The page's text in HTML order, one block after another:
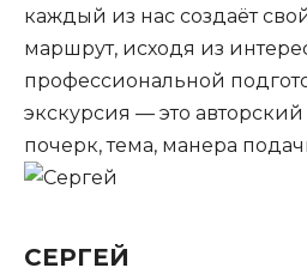
каждый из нас создаёт
маршрут, исходя из
профессиональной
экскурсия — это
почерк, тема, манера
СЕРГЕЙ